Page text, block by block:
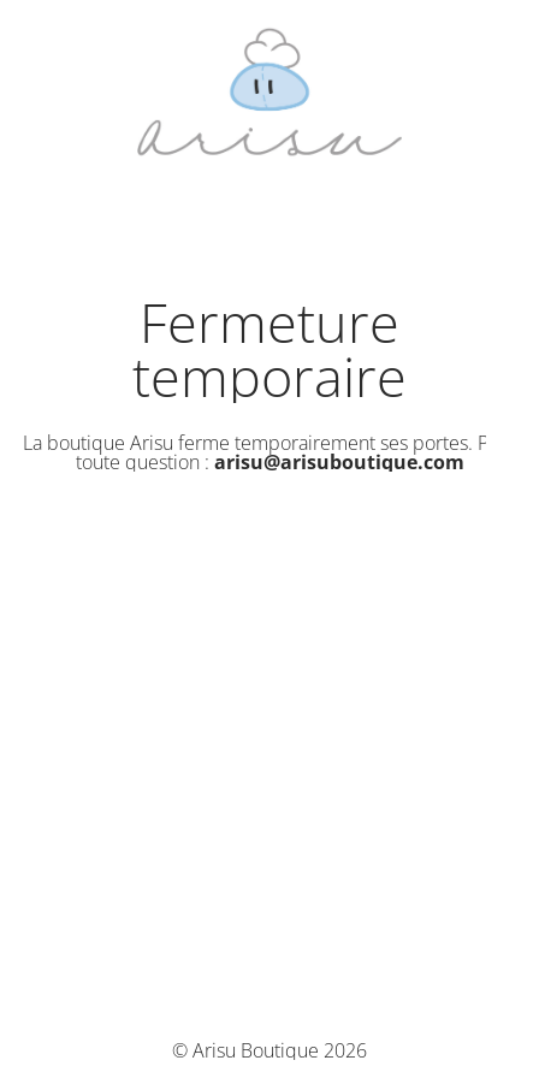
Fermeture
temporaire
La boutique Arisu ferme temporairement ses portes. Pour
toute question : arisu@arisuboutique.com
© Arisu Boutique 2026